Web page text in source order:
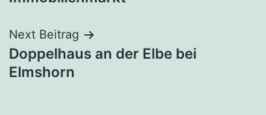
Next Beitrag
Doppelhaus an der Elbe bei
Elmshorn